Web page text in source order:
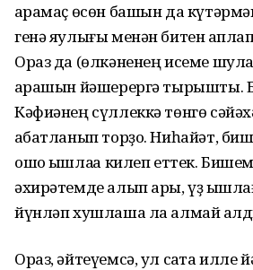
ҡарамаҫ өсөн башын да
генә яулығы менән битен
Ораз да (өлкәненең исеме
ҡарашын йәшерергә тырышты.
Кәфиәнең сүллеккә төнгө
ҡабатланып торҙо. Ниһайәт, биш
ошо ҡышлаҡҡа килеп еттек.
әхирәтемде алып ары, үҙ
йүнләп хушлаша ла алмай
Ораз, әйтеүемсә, ул саҡта илле